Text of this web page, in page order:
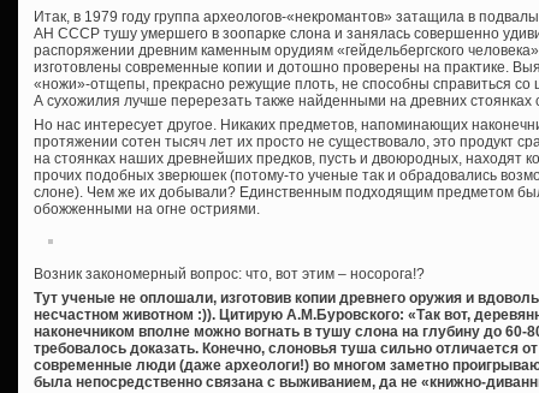
Итак, в 1979 году группа археологов-«некромантов» затащила в
АН СССР тушу умершего в зоопарке слона и занялась совершенно
распоряжении древним каменным орудиям «гейдельбергского
изготовлены современные копии и дотошно проверены на практике.
«ножи»-отщепы, прекрасно режущие плоть, не способны справиться
А сухожилия лучше перерезать также найденными на древних
Но нас интересует другое. Никаких предметов, напоминающих
протяжении сотен тысяч лет их просто не существовало, это продукт
на стоянках наших древнейших предков, пусть и двоюродных, находят
прочих подобных зверюшек (потому-то ученые так и обрадовались
слоне). Чем же их добывали? Единственным подходящим предметом
обожженными на огне остриями.
Возник закономерный вопрос: что, вот этим – носорога!?
Тут ученые не оплошали, изготовив копии древнего оружия и
несчастном животном :)). Цитирую А.М.Буровского: «Так вот,
наконечником вполне можно вогнать в тушу слона на глубину до
требовалось доказать. Конечно, слоновья туша сильно отличается
современные люди (даже археологи!) во многом заметно
была непосредственно связана с выживанием, да не «книжно-